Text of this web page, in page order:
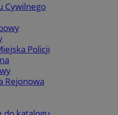
Cywilnego
Policji
Rejonowa